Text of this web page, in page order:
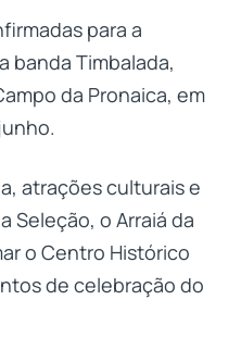
para a
banda Timbalada,
da Pronaica, em
atrações culturais e
Seleção, o Arraiá da
o Centro Histórico
de celebração do